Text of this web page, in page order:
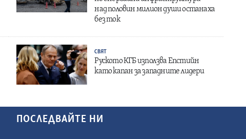
над половин милион души останаха
без ток
СВЯТ
Руското КГБ използва Епстийн
като капан за западните лидери
ПОСЛЕДВАЙТЕ НИ